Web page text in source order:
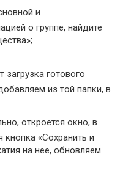
и
о группе, найдите
готового
из той папки, в
откроется окно, в
кнопка «Сохранить и
на нее, обновляем